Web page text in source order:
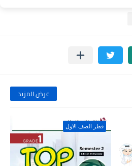
عرض المزيد
قطر الصف الاول